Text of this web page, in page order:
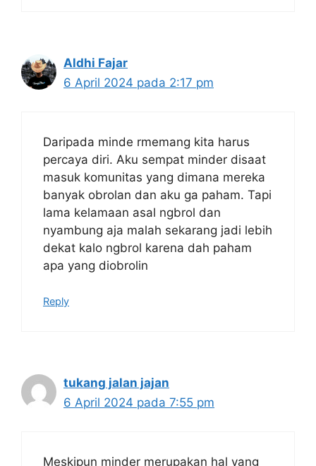
Aldhi Fajar
6 April 2024 pada 2:17 pm
Daripada minde rmemang kita harus
percaya diri. Aku sempat minder disaat
masuk komunitas yang dimana mereka
banyak obrolan dan aku ga paham. Tapi
lama kelamaan asal ngbrol dan
nyambung aja malah sekarang jadi lebih
dekat kalo ngbrol karena dah paham
apa yang diobrolin
Reply
tukang jalan jajan
6 April 2024 pada 7:55 pm
Meskipun minder merupakan hal yang